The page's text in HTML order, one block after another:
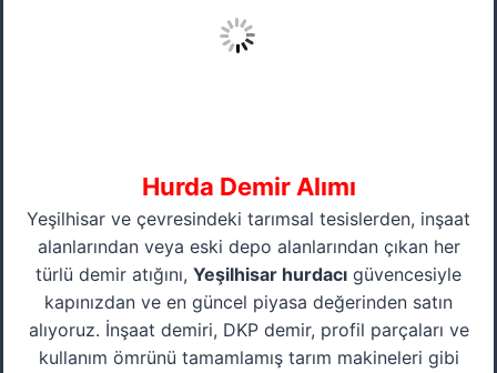
Hurda Demir Alımı
Yeşilhisar ve çevresindeki tarımsal tesislerden, inşaat
alanlarından veya eski depo alanlarından çıkan her
türlü demir atığını, Yeşilhisar hurdacı güvencesiyle
kapınızdan ve en güncel piyasa değerinden satın
alıyoruz. İnşaat demiri, DKP demir, profil parçaları ve
kullanım ömrünü tamamlamış tarım makineleri gibi